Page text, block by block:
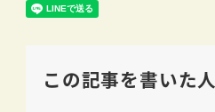
この記事を書いた人